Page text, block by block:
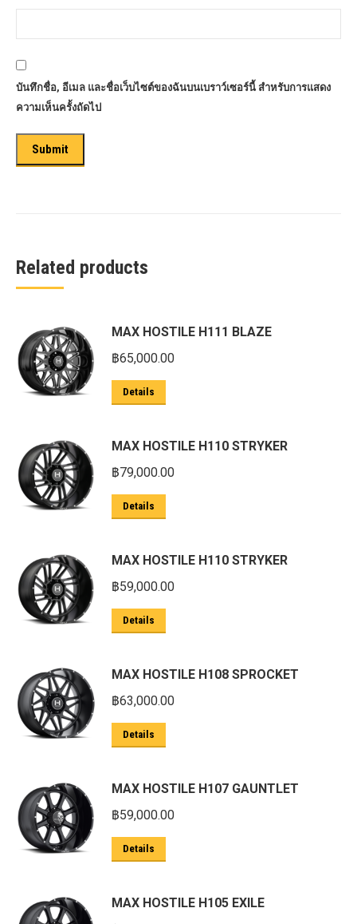
บันทึกชื่อ, อีเมล และชื่อเว็บไซต์ของฉันบนเบราว์เซอร์นี้ สำหรับการแสดง
ความเห็นครั้งถัดไป
Related products
MAX HOSTILE H111 BLAZE
฿65,000.00
Details
MAX HOSTILE H110 STRYKER
฿79,000.00
Details
MAX HOSTILE H110 STRYKER
฿59,000.00
Details
MAX HOSTILE H108 SPROCKET
฿63,000.00
Details
MAX HOSTILE H107 GAUNTLET
฿59,000.00
Details
MAX HOSTILE H105 EXILE